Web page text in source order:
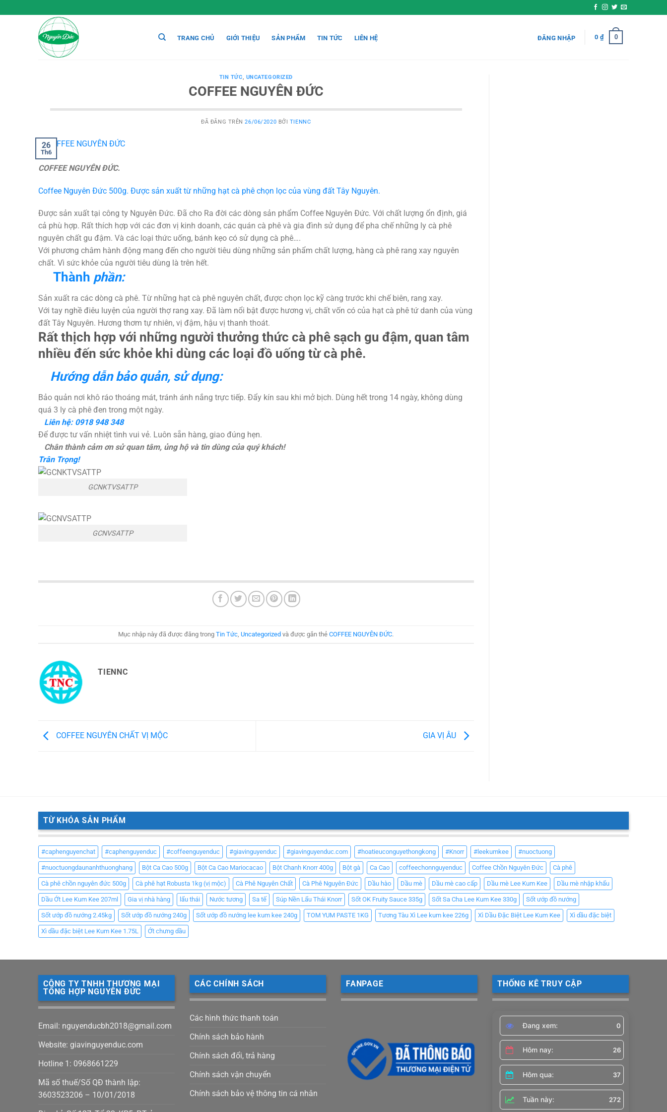
đến
TRANG CHỦ GIỚI THIỆU SẢN PHẨM TIN TỨC LIÊN HỆ ĐĂNG NHẬP 0 ₫ 0
TIN TỨC, UNCATEGORIZED
COFFEE NGUYÊN ĐỨC
ĐÃ ĐĂNG TRÊN26/06/2020 BỞI TIENNC
26
Th6
COFFEE NGUYÊN ĐỨC.
Coffee Nguyên Đức 500g. Được sản xuất từ những hạt cà phê chọn lọc của vùng đất Tây Nguyên.
Được sản xuất tại công ty Nguyên Đức. Đã cho Ra đời các dòng sản phẩm Coffee Nguyên Đức. Với chất lượng ổn định, giá
cả phù hợp. Rất thích hợp với các đơn vị kinh doanh, các quán cà phê và gia đình sử dụng để pha chế những ly cà phê
nguyên chất gu đậm. Và các loại thức uống, bánh kẹo có sử dụng cà phê….
Với phương châm hành động mang đến cho người tiêu dùng những sản phẩm chất lượng, hàng cà phê rang xay nguyên
chất. Vì sức khỏe của người tiêu dùng là trên hết.
Thành phần:
Sản xuất ra các dòng cà phê. Từ những hạt cà phê nguyên chất, được chọn lọc kỹ càng trước khi chế biên, rang xay.
Với tay nghề điêu luyện của người thợ rang xay. Đã làm nổi bật được hương vị, chất vốn có của hạt cà phê tứ danh của vùng
đất Tây Nguyên. Hương thơm tự nhiên, vị đậm, hậu vị thanh thoát.
Rất thịch hợp với những người thưởng thức cà phê sạch gu đậm, quan tâm
nhiều đến sức khỏe khi dùng các loại đồ uống từ cà phê.
Hướng dẫn bảo quản, sử dụng:
Bảo quản nơi khô ráo thoáng mát, tránh ánh nắng trực tiếp. Đẩy kín sau khi mở bịch. Dùng hết trong 14 ngày, không dùng
quá 3 ly cà phê đen trong một ngày.
Liên hệ: 0918 948 348
Để được tư vấn nhiệt tình vui vẻ. Luôn sẵn hàng, giao đúng hẹn.
Chân thành cảm ơn sử quan tâm, ủng hộ và tin dùng của quý khách!
Trân Trọng!
GCNKTVSATTP
GCNVSATTP
Mục nhập này đã được đăng trongTin Tức ,Uncategorized và được gắn thẻCOFFEE NGUYÊN ĐỨC.
TIENNC
COFFEE NGUYÊN CHẤT VỊ MỘC GIA VỊ ÂU
TỪ KHÓA SẢN PHẨM
#caphenguyenchat #caphenguyenduc #coffeenguyenduc #giavinguyenduc #giavinguyenduc.com #hoatieuconguyethongkong #Knorr #leekumkee #nuoctuong
#nuoctuongdaunanhthuonghang Bột Ca Cao 500g Bột Ca Cao Mariocacao Bột Chanh Knorr 400g Bột gà Ca Cao coffeechonnguyenduc Coffee Chồn Nguyên Đức Cà phê
Cà phê chồn nguyên đức 500g Cà phê hạt Robusta 1kg (vị mộc) Cà Phê Nguyên Chất Cà Phê Nguyên Đức Dầu hào Dầu mè Dầu mè cao cấp Dầu mè Lee Kum Kee Dầu mè nhập khẩu
Dầu Ớt Lee Kum Kee 207ml Gia vị nhà hàng lẩu thái Nước tương Sa tế Súp Nền Lẩu Thái Knorr Sốt OK Fruity Sauce 335g Sốt Sa Cha Lee Kum Kee 330g Sốt ướp đồ nướng
Sốt ướp đồ nướng 2.45kg Sốt ướp đồ nướng 240g Sốt ướp đồ nướng lee kum kee 240g TOM YUM PASTE 1KG Tương Tàu Xì Lee kum kee 226g Xì Dầu Đặc Biệt Lee Kum Kee Xì dầu đặc biệt
Xì dầu đặc biệt Lee Kum Kee 1.75L Ớt chưng dầu
CÔNG TY TNHH THƯƠNG MẠI
TỔNG HỢP NGUYÊN ĐỨC
Email: nguyenducbh2018@gmail.com
Website: giavinguyenduc.com
Hotline 1: 0968661229
Mã số thuế/Số QĐ thành lập:
3603523206 – 10/01/2018
CÁC CHÍNH SÁCH
Các hình thức thanh toán
Chính sách bảo hành
Chính sách đổi, trả hàng
Chính sách vận chuyển
Chính sách bảo vệ thông tin cá nhân
FANPAGE THỐNG KÊ TRUY CẬP
Đang xem: 0
Hôm nay: 26
Hôm qua: 37
Tuần này: 272